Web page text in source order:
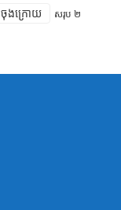
ចុងក្រោយ សរុប ២